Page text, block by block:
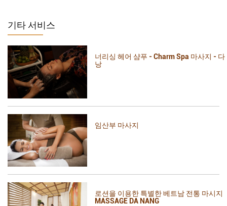
기타 서비스
너리싱 헤어 샴푸 - Charm Spa 마사지 - 다
낭
임산부 마사지
로션을 이용한 특별한 베트남 전통 마시지
MASSAGE DA NANG